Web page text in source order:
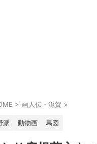
> 画人伝・滋賀 >
派 動物画 馬図